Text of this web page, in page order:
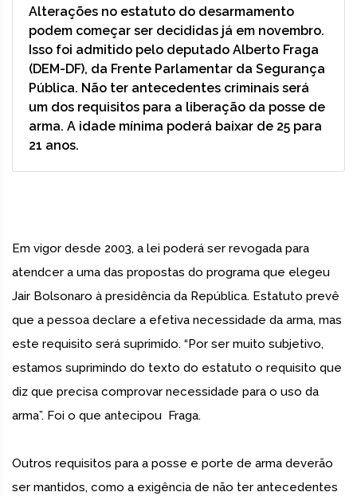
Alterações no estatuto do desarmamento
podem começar ser decididas já em novembro.
Isso foi admitido pelo deputado Alberto Fraga
(DEM-DF), da Frente Parlamentar da Segurança
Pública. Não ter antecedentes criminais será
um dos requisitos para a liberação da posse de
arma. A idade mínima poderá baixar de 25 para
21 anos.
Em vigor desde 2003, a lei poderá ser revogada para
atendcer a uma das propostas do programa que elegeu
Jair Bolsonaro à presidência da República. Estatuto prevê
que a pessoa declare a efetiva necessidade da arma, mas
este requisito será suprimido. “Por ser muito subjetivo,
estamos suprimindo do texto do estatuto o requisito que
diz que precisa comprovar necessidade para o uso da
arma”. Foi o que antecipou Fraga.
Outros requisitos para a posse e porte de arma deverão
ser mantidos, como a exigência de não ter antecedentes